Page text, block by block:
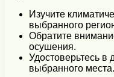
Изучите
выбранного
Обратите
осушения.
Удостоверьтесь в
выбранного места.